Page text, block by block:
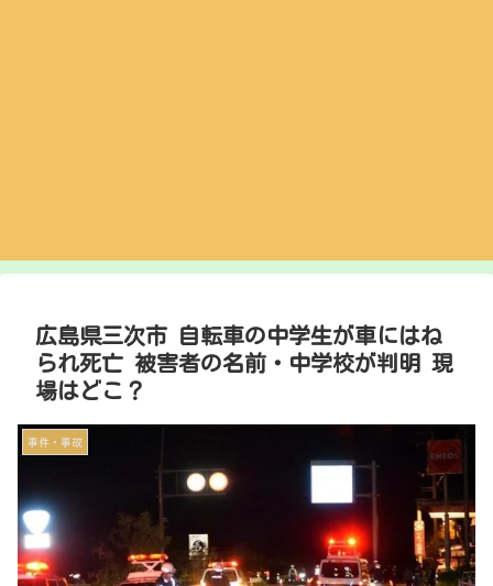
広島県三次市 自転車の中学生が車にはね
られ死亡 被害者の名前・中学校が判明 現
場はどこ？
事件・事故